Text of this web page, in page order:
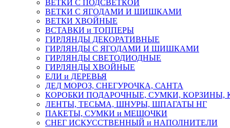
ВЕТКИ С ПОДСВЕТКОЙ
ВЕТКИ С ЯГОДАМИ И ШИШКАМИ
ВЕТКИ ХВОЙНЫЕ
ВСТАВКИ и ТОППЕРЫ
ГИРЛЯНДЫ ДЕКОРАТИВНЫЕ
ГИРЛЯНДЫ С ЯГОДАМИ И ШИШКАМИ
ГИРЛЯНДЫ СВЕТОДИОДНЫЕ
ГИРЛЯНДЫ ХВОЙНЫЕ
ЕЛИ и ДЕРЕВЬЯ
ДЕД МОРОЗ, СНЕГУРОЧКА, САНТА
КОРОБКИ ПОДАРОЧНЫЕ, СУМКИ,
ЛЕНТЫ, ТЕСЬМА, ШНУРЫ, ШПАГАТЫ НГ
ПАКЕТЫ, СУМКИ и МЕШОЧКИ
СНЕГ ИСКУССТВЕННЫЙ и НАПОЛНИТЕЛИ